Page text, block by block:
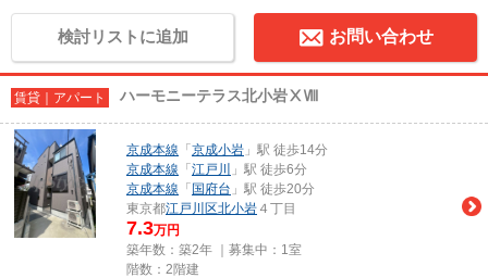
検討リストに追加 お問い合わせ
賃貸｜アパート ハーモニーテラス北小岩ⅩⅧ
京成本線 「 京成小岩 」駅 徒歩14分
京成本線 「 江戸川
」駅 徒歩6分
京成本線 「 国府台 」駅 徒歩20分
東京都江戸川区北小岩 ４丁目
7.3万円
築年数：築2年 ｜募集中： 1室
階数：2階建